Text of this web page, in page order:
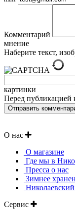
Комментарий
мнение
Наберите текст,
картинки
Перед публикацией
О нас
О магазине
Где мы в
Пресса о нас
Зимнее
Сервис